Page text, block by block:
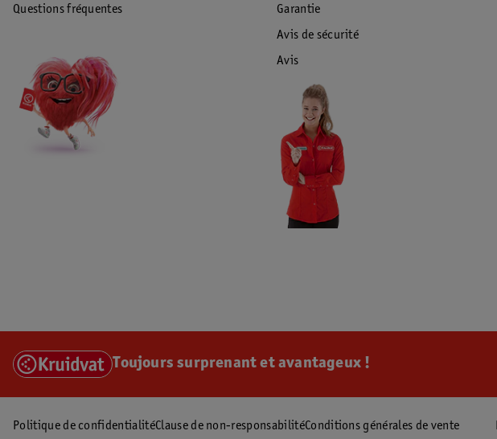
Questions fréquentes
Garantie
Avis de sécurité
Avis
Toujours surprenant et avantageux !
Politique de confidentialitéClause de non-responsabilitéConditions générales de vente